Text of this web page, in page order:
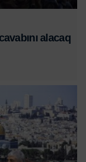
alacaq